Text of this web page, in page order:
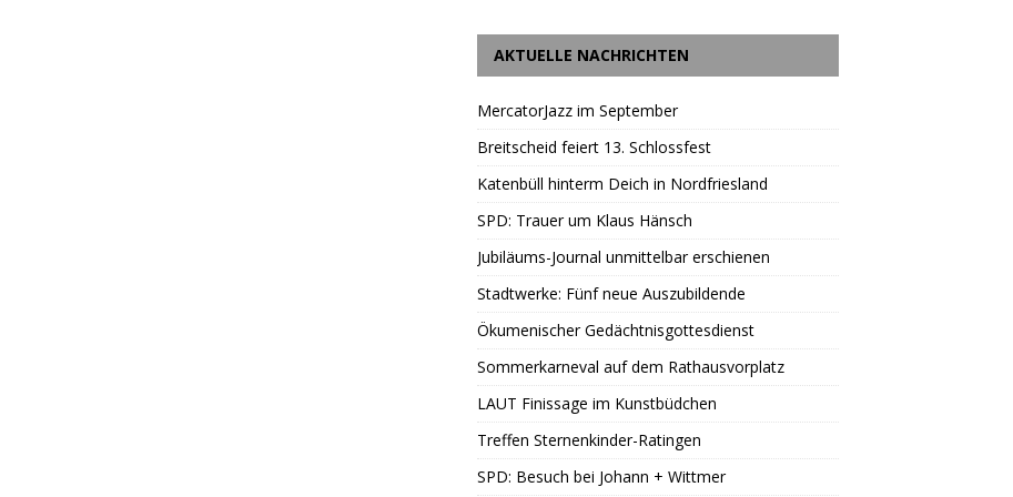
AKTUELLE NACHRICHTEN
MercatorJazz im September
Breitscheid feiert 13. Schlossfest
Katenbüll hinterm Deich in Nordfriesland
SPD: Trauer um Klaus Hänsch
Jubiläums-Journal unmittelbar erschienen
Stadtwerke: Fünf neue Auszubildende
Ökumenischer Gedächtnisgottesdienst
Sommerkarneval auf dem Rathausvorplatz
LAUT Finissage im Kunstbüdchen
Treffen Sternenkinder-Ratingen
SPD: Besuch bei Johann + Wittmer